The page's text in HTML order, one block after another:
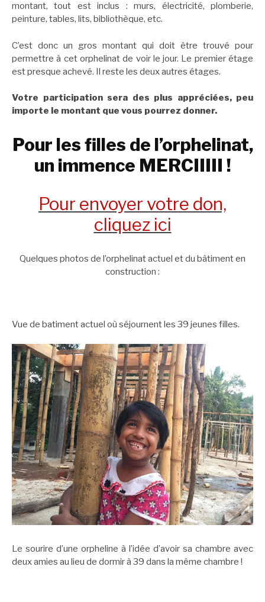
montant, tout est inclus : murs, électricité, plomberie,
peinture, tables, lits, bibliothèque, etc.
C’est donc un gros montant qui doit être trouvé pour
permettre à cet orphelinat de voir le jour. Le premier étage
est presque achevé. Il reste les deux autres étages.
Votre participation sera des plus appréciées, peu
importe le montant que vous pourrez donner.
Pour les filles de l’orphelinat,
un immence MERCIIIII !
Pour envoyer votre don,
cliquez ici
Quelques photos de l’orphelinat actuel et du bâtiment en
construction :
Vue de batiment actuel où séjournent les 39 jeunes filles.
Le sourire d’une orpheline à l’idée d’avoir sa chambre avec
deux amies au lieu de dormir à 39 dans la même chambre !